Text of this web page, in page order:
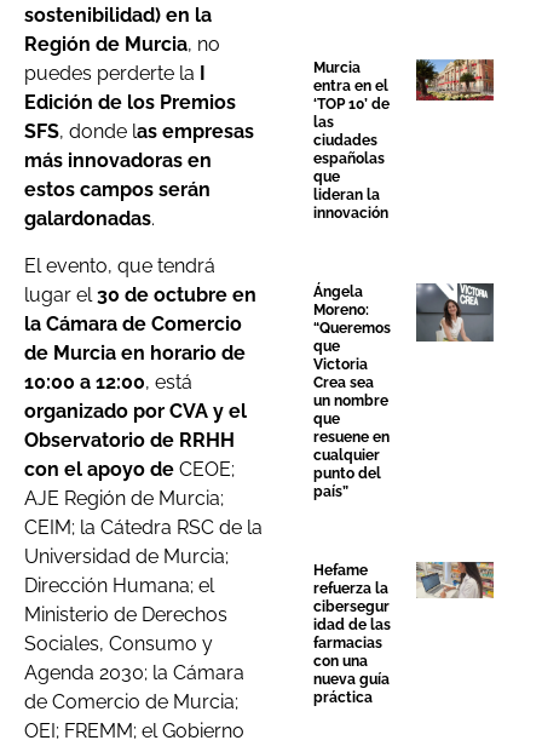
sostenibilidad) en la
Región de Murcia, no
puedes perderte la
Edición de los Premios
SFS, donde las empresas
más innovadoras en
estos campos serán
galardonadas.
El evento, que tendrá
lugar el30 de octubre en
la Cámara de Comercio
de Murcia en horario de
10:00 a 12:00, está
organizado por CVA y el
Observatorio de RRHH
con el apoyo de CEOE;
AJE Región de Murcia;
CEIM; la Cátedra RSC de la
Universidad de Murcia;
Dirección Humana; el
Ministerio de Derechos
Sociales, Consumo y
Agenda 2030; la Cámara
de Comercio de Murcia;
OEI; FREMM; el Gobierno
Murcia
entra en el
‘TOP 10’ de
las
ciudades
españolas
que
lideran la
innovación
Ángela
Moreno:
“Queremos
que
Victoria
Crea sea
un nombre
que
resuene en
cualquier
punto del
país”
Hefame
refuerza la
cibersegur
idad de las
farmacias
con una
nueva guía
práctica